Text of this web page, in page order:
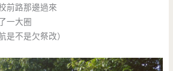
前路那邊過來
一大圈
是不是欠祭改）